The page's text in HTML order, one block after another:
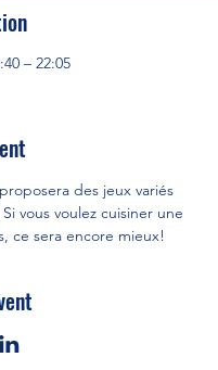
– 22:05
des jeux variés
vous voulez cuisiner une
ce sera encore mieux!